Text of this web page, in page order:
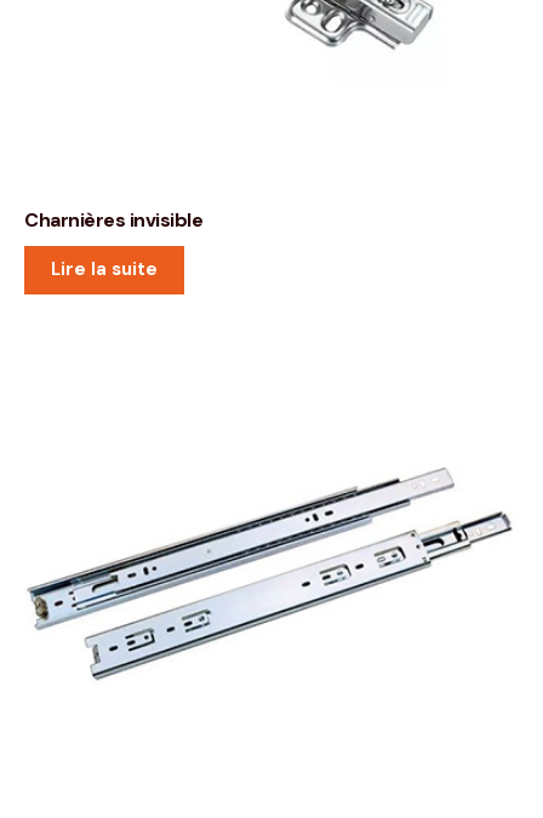
Charnières invisible
Lire la suite